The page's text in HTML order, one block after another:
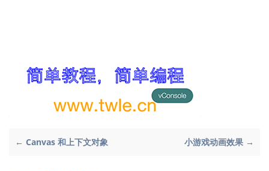
← Canvas 和上下文对象 小游戏动画效果 →